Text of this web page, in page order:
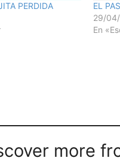
PERDIDA
EL
29/
En
more